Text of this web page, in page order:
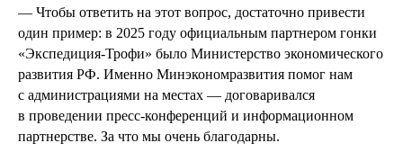
— Чтобы ответить на этот вопрос, достаточно привести
один пример: в 2025 году официальным партнером гонки
«Экспедиция-Трофи» было Министерство экономического
развития РФ. Именно Минэкономразвития помог нам
с администрациями на местах — договаривался
в проведении пресс-конференций и информационном
партнерстве. За что мы очень благодарны.